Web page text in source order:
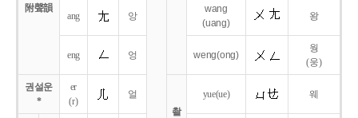
附聲韻
ang 앙
wang
(uang)
왕
eng 엉 weng(ong)
웡
(웅)
권설운
*
er
(r)
얼
촬
yue(ue) 웨